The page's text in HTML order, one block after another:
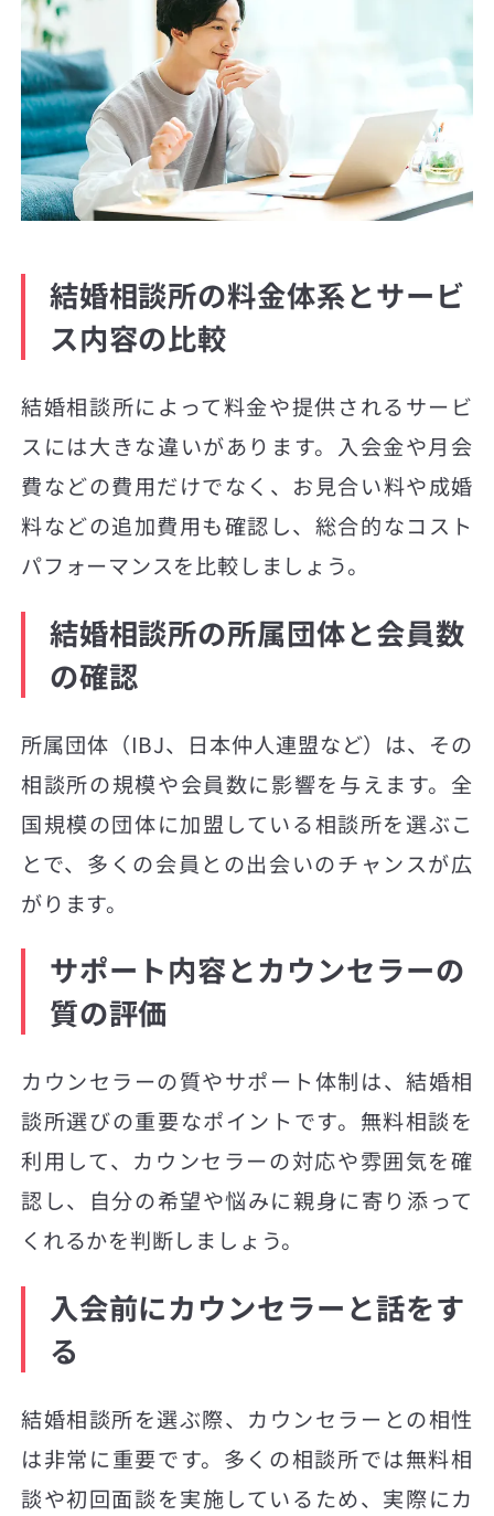
結婚相談所の料金体系とサービ
ス内容の比較
結婚相談所によって料金や提供されるサービ
スには大きな違いがあります。入会金や月会
費などの費用だけでなく、お見合い料や成婚
料などの追加費用も確認し、総合的なコスト
パフォーマンスを比較しましょう。
結婚相談所の所属団体と会員数
の確認
所属団体（IBJ、日本仲人連盟など）は、その
相談所の規模や会員数に影響を与えます。全
国規模の団体に加盟している相談所を選ぶこ
とで、多くの会員との出会いのチャンスが広
がります。
サポート内容とカウンセラーの
質の評価
カウンセラーの質やサポート体制は、結婚相
談所選びの重要なポイントです。無料相談を
利用して、カウンセラーの対応や雰囲気を確
認し、自分の希望や悩みに親身に寄り添って
くれるかを判断しましょう。
入会前にカウンセラーと話をす
る
結婚相談所を選ぶ際、カウンセラーとの相性
は非常に重要です。多くの相談所では無料相
談や初回面談を実施しているため、実際にカ